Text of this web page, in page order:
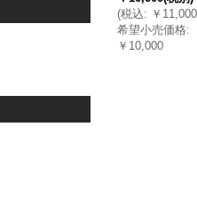
(税込: ￥11,000
希望小売価格:
￥10,000